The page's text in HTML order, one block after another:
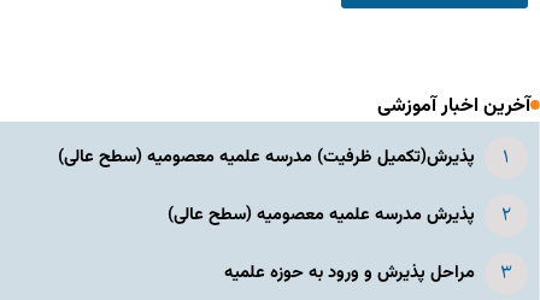
آخرین اخبار آموزشی
پذیرش(تکمیل ظرفیت) مدرسه علمیه معصومیه‌ (سطح عالی)
پذیرش مدرسه علمیه معصومیه‌ (سطح عالی)
مراحل پذیرش و ورود به حوزه علمیه